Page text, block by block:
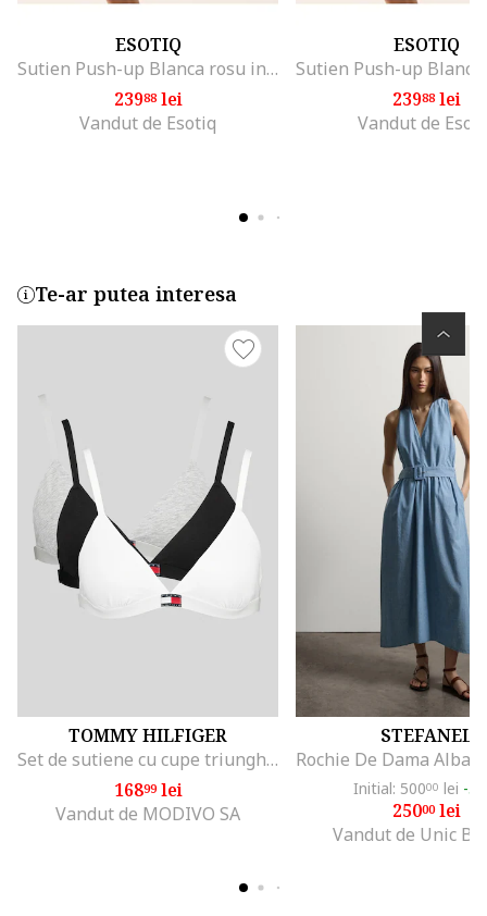
ESOTIQ
Sutien Push-up Blanca rosu intens, Rosu aprins
23988lei
Vandut de Esotiq
ESOTIQ
23988lei
Vandut de
Te-ar putea interesa
TOMMY HILFIGER
Set de sutiene cu cupe triunghiulare si detaliu logo - 3 perechi, Alb/Negru/Gri melange
16899lei
Vandut de MODIVO SA
STEFANEL
Initial: 50000 lei -
25000lei
Vandut de Unic